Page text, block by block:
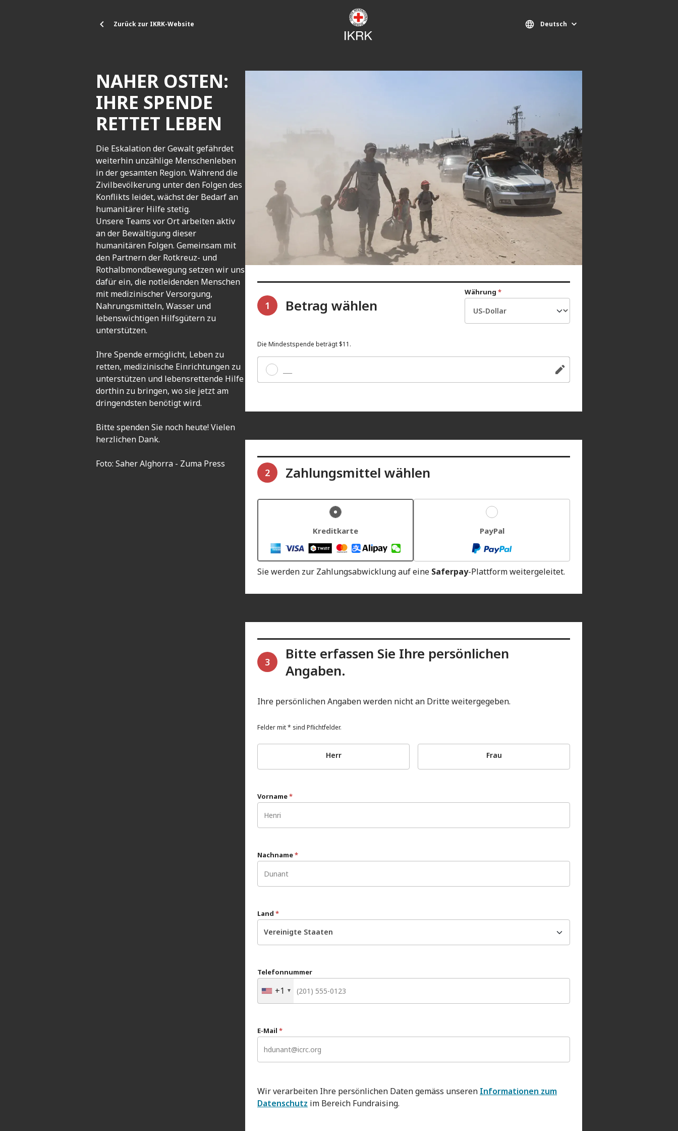
Zurück zur IKRK-Website Deutsch
NAHER OSTEN:
IHRE SPENDE
RETTET LEBEN
Die Eskalation der Gewalt gefährdet
weiterhin unzählige Menschenleben
in der gesamten Region. Während die
Zivilbevölkerung unter den Folgen des
Konflikts leidet, wächst der Bedarf an
humanitärer Hilfe stetig.
Unsere Teams vor Ort arbeiten aktiv
an der Bewältigung dieser
humanitären Folgen. Gemeinsam mit
den Partnern der Rotkreuz- und
Rothalbmondbewegung setzen wir uns
dafür ein, die notleidenden Menschen
mit medizinischer Versorgung,
Nahrungsmitteln, Wasser und
lebenswichtigen Hilfsgütern zu
unterstützen.
Ihre Spende ermöglicht, Leben zu
retten, medizinische Einrichtungen zu
unterstützen und lebensrettende Hilfe
dorthin zu bringen, wo sie jetzt am
dringendsten benötigt wird.
Bitte spenden Sie noch heute! Vielen
herzlichen Dank.
Foto: Saher Alghorra - Zuma Press
1 Betrag wählen
Währung *
Die Mindestspende beträgt $11.
Sonstige
2 Zahlungsmittel wählen
Kreditkarte PayPal
Sie werden zur Zahlungsabwicklung auf eine Saferpay-Plattform weitergeleitet.
3
Bitte erfassen Sie Ihre persönlichen
Angaben.
Ihre persönlichen Angaben werden nicht an Dritte weitergegeben.
Felder mit * sind Pflichtfelder.
Herr Frau
Vorname*
Nachname*
Land *
Vereinigte Staaten
Telefonnummer
+1
E-Mail *
Wir verarbeiten Ihre persönlichen Daten gemäss unseren Informationen zum
Datenschutz im Bereich Fundraising.